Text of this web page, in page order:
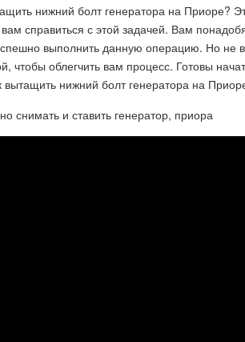
нижний болт генератора на Приоре?
справиться с этой задачей. Вам
выполнить данную операцию. Но
чтобы облегчить вам процесс. Готовы
вытащить нижний болт генератора на
снимать и ставить генератор, приора